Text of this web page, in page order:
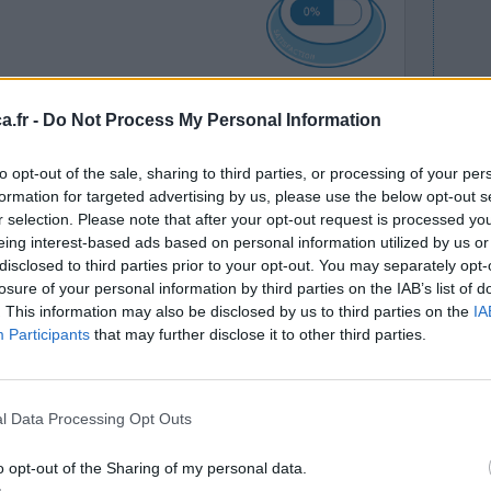
- Do Not Process My Personal Information
opt-out of the sale, sharing to third parties, or processing of your
for targeted advertising by us, please use the below opt-out
selection. Please note that after your opt-out request is processed
interest-based ads based on personal information utilized by us
to third parties prior to your opt-out. You may separately
of your personal information by third parties on the IAB’s list of
This information may also be disclosed by us to third parties on the
Participants that may further disclose it to other third parties.
Data Processing Opt Outs
opt-out of the Sharing of my personal data.
Efficacité
secondaires
j'ai une
sur le
Sous
de ma dermato)
0 réactions